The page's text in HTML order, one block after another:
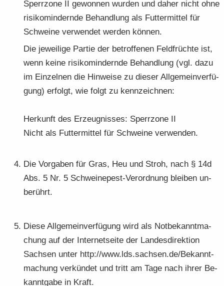
Sperr­zo­ne II ge­won­nen wur­den und daher nicht ohne
ri­si­ko­min­dern­de Be­hand­lung als Fut­ter­mit­tel für
Schwei­ne ver­wen­det wer­den kön­nen.
Die je­wei­li­ge Par­tie der be­trof­fe­nen Feld­früch­te ist,
wenn keine ri­si­ko­min­dern­de Be­hand­lung (vgl. dazu
im Ein­zel­nen die Hin­wei­se zu die­ser All­ge­mein­ver­fü­
gung) er­folgt, wie folgt zu kenn­zeich­nen:
Her­kunft des Er­zeug­nis­ses: Sperr­zo­ne II
Nicht als Fut­ter­mit­tel für Schwei­ne ver­wen­den.
Die Vor­ga­ben für Gras, Heu und Stroh, nach § 14d
Abs. 5 Nr. 5 Schweinepest-​Verordnung blei­ben un­
be­rührt.
Diese All­ge­mein­ver­fü­gung wird als Not­be­kannt­ma­
chung auf der In­ter­net­sei­te der Lan­des­di­rek­ti­on
Sach­sen unter http://www.lds.sach­sen.de/Be­kannt­
ma­chung ver­kün­det und tritt am Tage nach ihrer Be­
kannt­ga­be in Kraft.